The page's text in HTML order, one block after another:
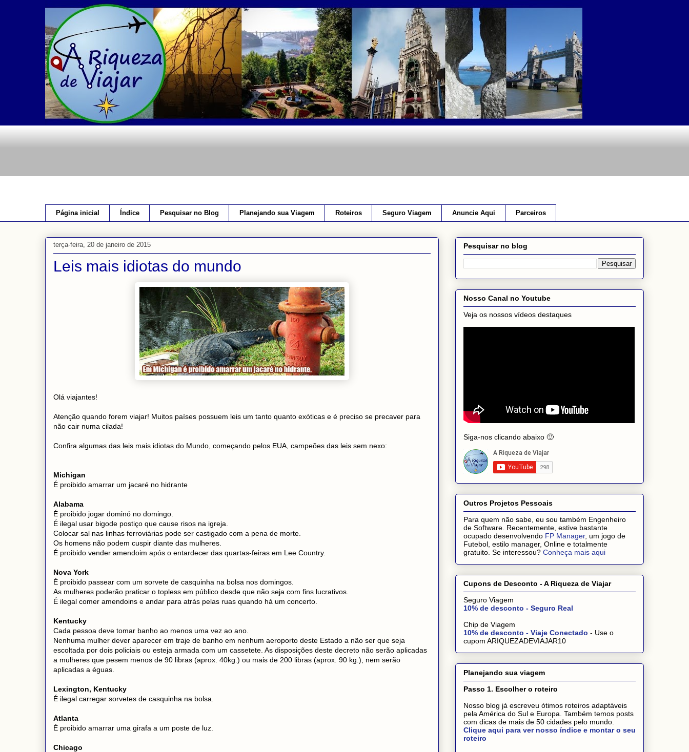
Página inicial Índice Pesquisar no Blog Planejando sua Viagem Roteiros Seguro Viagem Anuncie Aqui Parceiros
terça-feira, 20 de janeiro de 2015
Leis mais idiotas do mundo
Olá viajantes!
Atenção quando forem viajar! Muitos países possuem leis um tanto quanto exóticas e é preciso se precaver para
não cair numa cilada!
Confira algumas das leis mais idiotas do Mundo, começando pelos EUA, campeões das leis sem nexo:
Michigan
É proibido amarrar um jacaré no hidrante
Alabama
É proibido jogar dominó no domingo.
É ilegal usar bigode postiço que cause risos na igreja.
Colocar sal nas linhas ferroviárias pode ser castigado com a pena de morte.
Os homens não podem cuspir diante das mulheres.
É proibido vender amendoim após o entardecer das quartas-feiras em Lee Country.
Nova York
É proibido passear com um sorvete de casquinha na bolsa nos domingos.
As mulheres poderão praticar o topless em público desde que não seja com fins lucrativos.
É ilegal comer amendoins e andar para atrás pelas ruas quando há um concerto.
Kentucky
Cada pessoa deve tomar banho ao menos uma vez ao ano.
Nenhuma mulher dever aparecer em traje de banho em nenhum aeroporto deste Estado a não ser que seja
escoltada por dois policiais ou esteja armada com um cassetete. As disposições deste decreto não serão aplicadas
a mulheres que pesem menos de 90 libras (aprox. 40kg.) ou mais de 200 libras (aprox. 90 kg.), nem serão
aplicadas a éguas.
Lexington, Kentucky
É ilegal carregar sorvetes de casquinha na bolsa.
Atlanta
É proibido amarrar uma girafa a um poste de luz.
Chicago
Pesquisar no blog
Nosso Canal no Youtube
Veja os nossos vídeos destaques
Siga-nos clicando abaixo 🙂
Outros Projetos Pessoais
Para quem não sabe, eu sou também Engenheiro
de Software. Recentemente, estive bastante
ocupado desenvolvendo FP Manager, um jogo de
Futebol, estilo manager, Online e totalmente
gratuito. Se interessou? Conheça mais aqui
Cupons de Desconto - A Riqueza de Viajar
Seguro Viagem
10% de desconto - Seguro Real
Chip de Viagem
10% de desconto - Viaje Conectado - Use o
cupom ARIQUEZADEVIAJAR10
Planejando sua viagem
Passo 1. Escolher o roteiro
Nosso blog já escreveu ótimos roteiros adaptáveis
pela América do Sul e Europa. Também temos posts
com dicas de mais de 50 cidades pelo mundo.
Clique aqui para ver nosso índice e montar o seu
roteiro